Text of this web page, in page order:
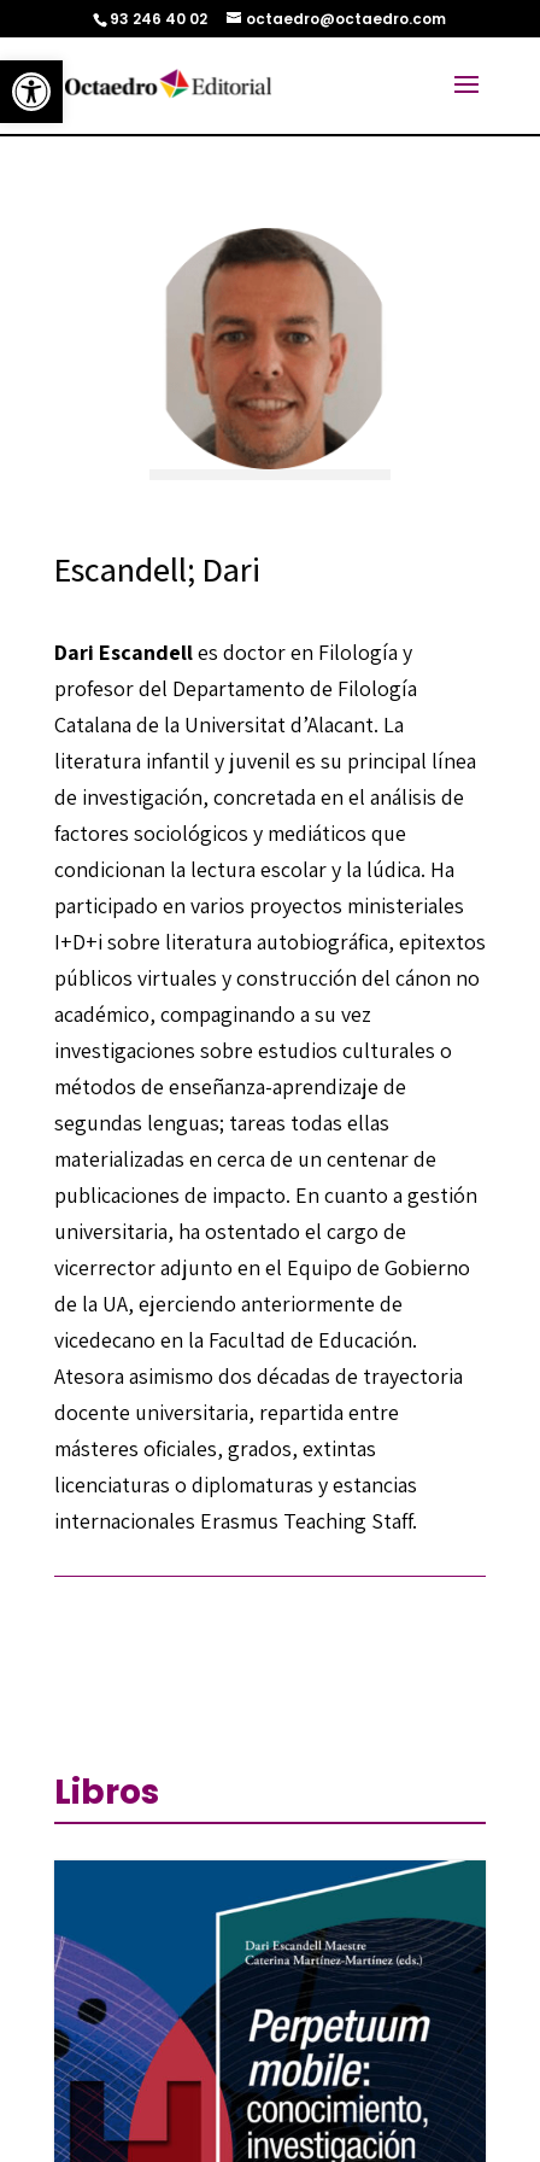
Abrir barra de herramientas
93 246 40 02 octaedro@octaedro.com
Escandell; Dari
Dari Escandelles doctor en Filología y
profesor del Departamento de Filología
Catalana de la Universitat d’Alacant. La
literatura infantil y juvenil es su principal línea
de investigación, concretada en el análisis de
factores sociológicos y mediáticos que
condicionan la lectura escolar y la lúdica. Ha
participado en varios proyectos ministeriales
I+D+i sobre literatura autobiográfica, epitextos
públicos virtuales y construcción del cánon no
académico, compaginando a su vez
investigaciones sobre estudios culturales o
métodos de enseñanza-aprendizaje de
segundas lenguas; tareas todas ellas
materializadas en cerca de un centenar de
publicaciones de impacto. En cuanto a gestión
universitaria, ha ostentado el cargo de
vicerrector adjunto en el Equipo de Gobierno
de la UA, ejerciendo anteriormente de
vicedecano en la Facultad de Educación.
Atesora asimismo dos décadas de trayectoria
docente universitaria, repartida entre
másteres oficiales, grados, extintas
licenciaturas o diplomaturas y estancias
internacionales Erasmus Teaching Staff.
Libros